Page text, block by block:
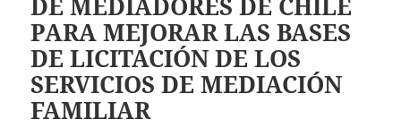
DE MEDIADORES DE CHILE
PARA MEJORAR LAS BASES
DE LICITACIÓN DE LOS
SERVICIOS DE MEDIACIÓN
FAMILIAR